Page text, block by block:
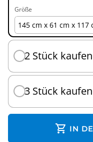
Größe
2 Stück kaufen
3 Stück kaufen
shopping_cart IN